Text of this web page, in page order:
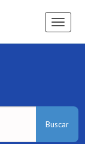
Ver
Buscar